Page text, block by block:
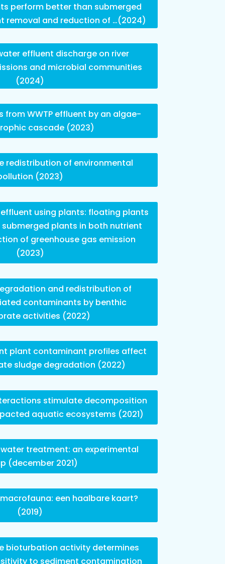
perform better than submerged
removal and reduction of …(2024)
effluent discharge on river
and microbial communities
(2024)
from WWTP effluent by an algae-
cascade (2023)
redistribution of environmental
(2023)
using plants: floating plants
plants in both nutrient
of greenhouse gas emission
(2023)
and redistribution of
contaminants by benthic
activities (2022)
plant contaminant profiles affect
sludge degradation (2022)
stimulate decomposition
aquatic ecosystems (2021)
treatment: an experimental
(december 2021)
een haalbare kaart?
(2019)
bioturbation activity determines
to sediment contamination